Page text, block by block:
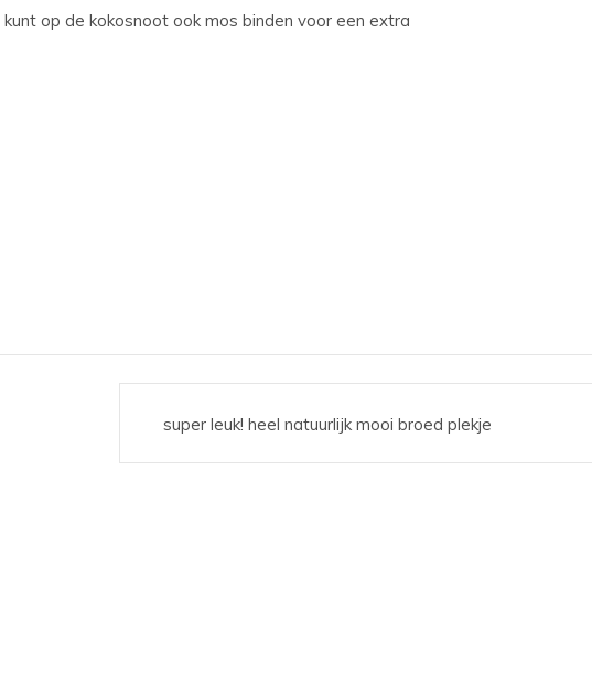
op de kokosnoot ook mos binden voor een extra
super leuk! heel natuurlijk mooi broed plekje